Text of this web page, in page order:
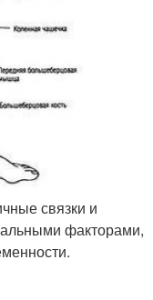
связки и
факторами,